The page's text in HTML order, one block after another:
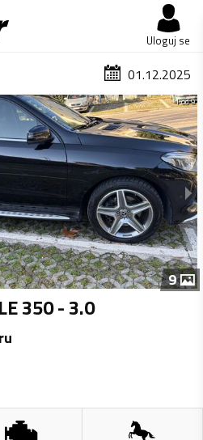
Uloguj se
01.12.2025
1 od 9
9
350 - 3.0